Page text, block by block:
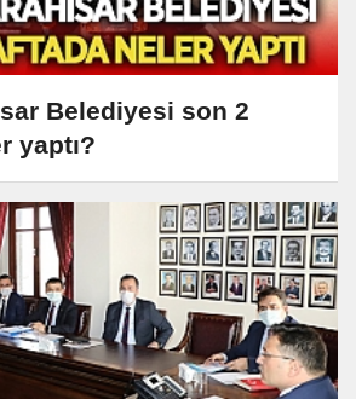
Belediyesi son 2
yaptı?